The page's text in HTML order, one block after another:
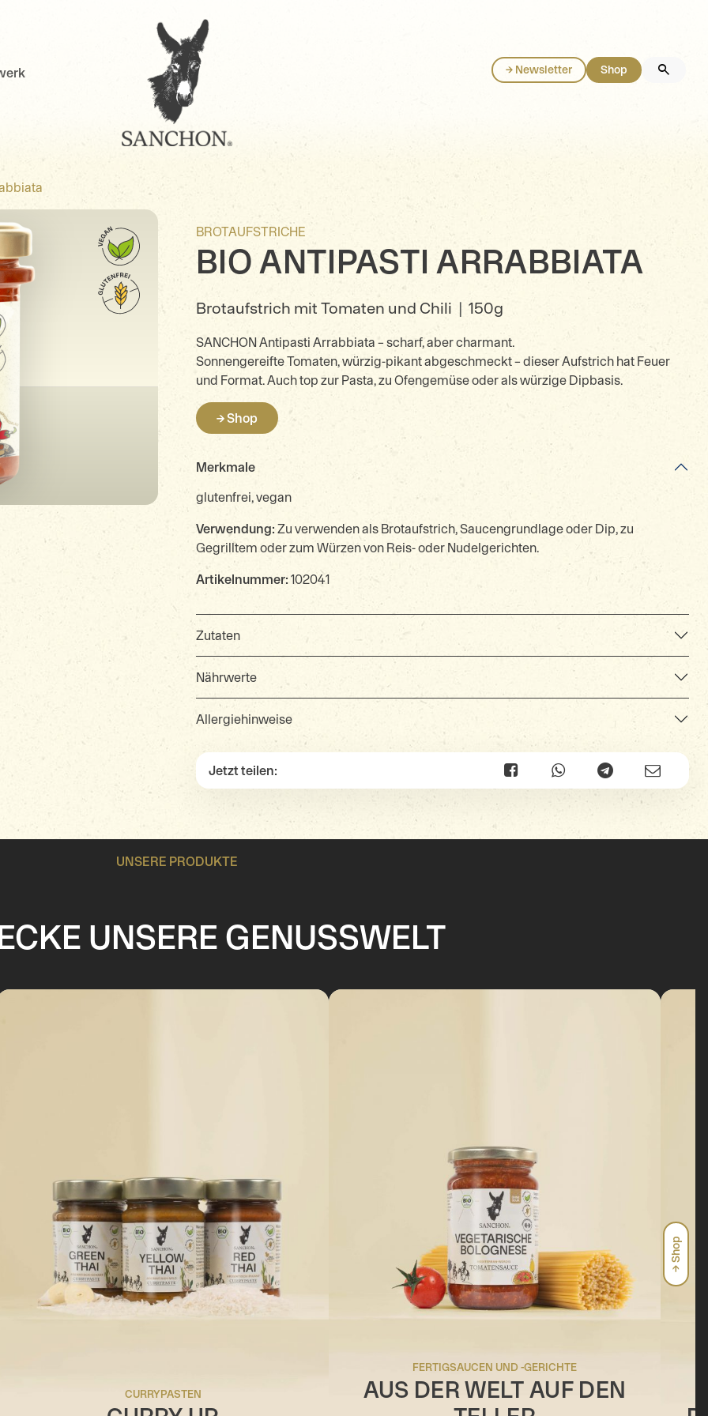
→ Newsletter Shop
BROTAUFSTRICHE
BIO ANTIPASTI ARRABBIATA
Brotaufstrich mit Tomaten und Chili | 150g
SANCHON Antipasti Arrabbiata – scharf, aber charmant.
Sonnengereifte Tomaten, würzig-pikant abgeschmeckt – dieser Aufstrich hat Feuer
und Format. Auch top zur Pasta, zu Ofengemüse oder als würzige Dipbasis.
→ Shop
Merkmale
glutenfrei, vegan
Verwendung: Zu verwenden als Brotaufstrich, Saucengrundlage oder Dip, zu
Gegrilltem oder zum Würzen von Reis- oder Nudelgerichten.
Artikelnummer: 102041
Zutaten
Nährwerte
Allergiehinweise
Jetzt teilen:
UNSERE PRODUKTE
UNSERE GENUSSWELT
CURRYPASTEN
FERTIGSAUCEN UND -GERICHTE
AUS DER WELT AUF DEN
→ Shop